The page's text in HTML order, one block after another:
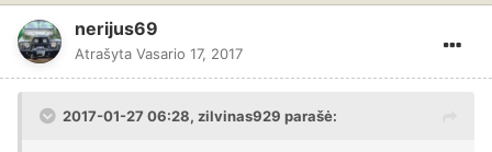
nerijus69
Atrašyta Vasario 17, 2017
2017-01-27 06:28, zilvinas929 parašė: